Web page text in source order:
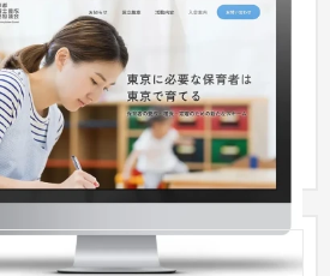
協議会｜公式サイト
〜30万円
会様の公式サイトを制作しました。
案内・お知らせを整理し、協議会の